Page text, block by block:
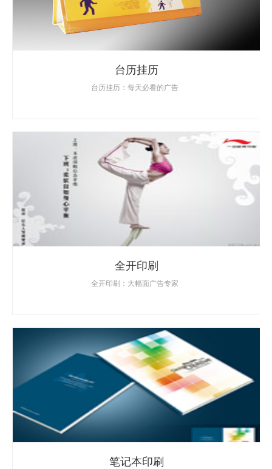
台历挂历
台历挂历：每天必看的广告
全开印刷
全开印刷：大幅面广告专家
笔记本印刷